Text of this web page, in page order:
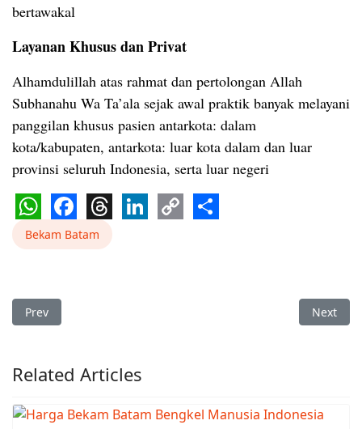
bertawakal
Layanan Khusus dan Privat
Alhamdulillah atas rahmat dan pertolongan Allah
Subhanahu Wa Ta’ala sejak awal praktik banyak melayani
panggilan khusus pasien antarkota: dalam
kota/kabupaten, antarkota: luar kota dalam dan luar
provinsi seluruh Indonesia, serta luar negeri
WhatsApp
Facebook
Threads
Bekam Batam
Previous article: Bekam Lubuk Baja Kota Bengkel Manusia
Prev Next
Next
Related Articles